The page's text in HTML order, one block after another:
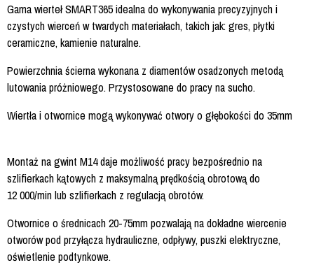
Gama wierteł SMART365 idealna do wykonywania precyzyjnych i
czystych wierceń w twardych materiałach, takich jak: gres, płytki
ceramiczne, kamienie naturalne.
Powierzchnia ścierna wykonana z diamentów osadzonych metodą
lutowania próżniowego. Przystosowane do pracy na sucho.
Wiertła i otwornice mogą wykonywać otwory o głębokości do 35mm
Montaż na gwint M14 daje możliwość pracy bezpośrednio na
szlifierkach kątowych z maksymalną prędkością obrotową do
12 000/min lub szlifierkach z regulacją obrotów.
Otwornice o średnicach 20-75mm pozwalają na dokładne wiercenie
otworów pod przyłącza hydrauliczne, odpływy, puszki elektryczne,
oświetlenie podtynkowe.